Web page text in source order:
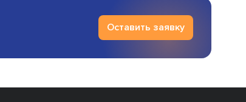
Оставить заявку